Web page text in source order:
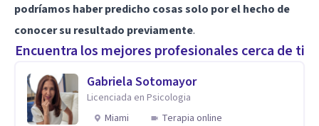
podríamos haber predicho cosas solo por el hecho de
conocer su resultado previamente.
Encuentra los mejores profesionales cerca de ti
Gabriela Sotomayor
Licenciada en Psicologia
Miami
Terapia online